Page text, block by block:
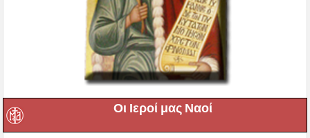
Οι Ιεροί μας Ναοί